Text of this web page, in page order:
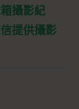
攝影紀
提供攝影